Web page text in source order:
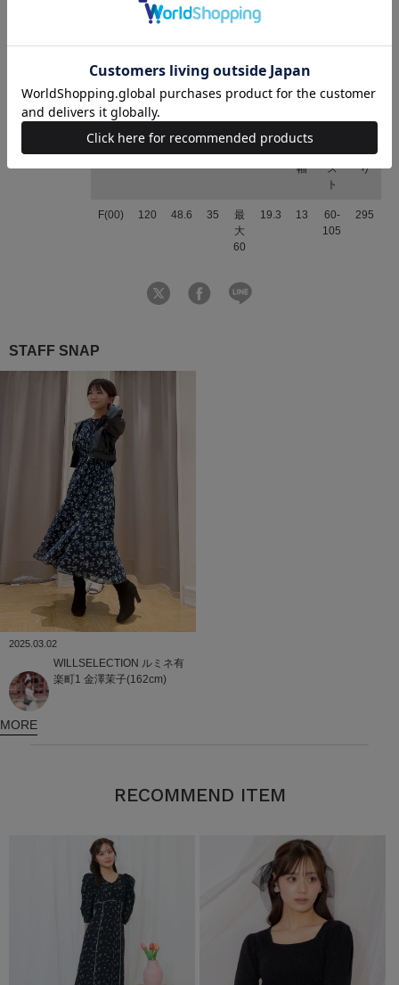
WILLSELECTION（ウィルセレクション）
100％
原産国 中国
サイ
ズ
着
丈
身幅
肩
幅
袖
丈
袖幅
袖
口
幅
エ
ス
ト
回
り
F(00) 120 48.6 35
最
大
60
19.3 13
60-
105
295
STAFF SNAP
2025.03.02
WILLSELECTION ルミネ有
楽町1 金澤茉子(162cm)
MORE
RECOMMEND ITEM